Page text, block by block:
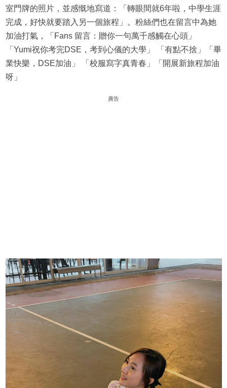
室門牌的照片，並感慨地寫道：「轉眼間就6年啦，中學生涯
完成，好快就要踏入另一個旅程」。粉絲們也在留言中為她
加油打氣，「Fans 留言：贈你一句萬千感觸在心頭」
「Yumi祝你考完DSE，考到心儀的大學」 「有點不捨」「畢
業快樂，DSE加油」 「校服寫字真青春」「開展新旅程加油
呀」
廣告